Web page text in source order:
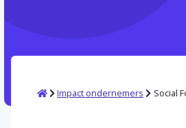
HomeImpact ondernemers Social